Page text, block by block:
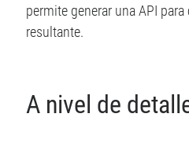
n
d
a
permite generar una API
resultante.
A nivel de